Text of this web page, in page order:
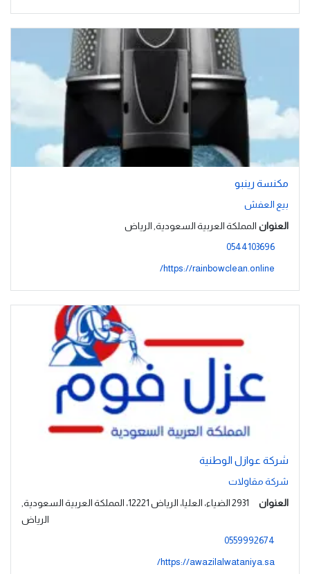
مكنسة رينبو
بيع العفش
العنوان المملكة العربية السعودية, الرياض
0544103696
https://rainbowclean.online/
شركة عوازل الوطنية
شركة مقاولات
العنوان
2931 الضياء، العليا، الرياض 12221، المملكة العربية السعودية,
الرياض
0559992674
https://awazilalwataniya.sa/